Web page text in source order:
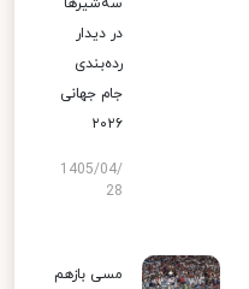
در دیدار
رده‌بندی
جام جهانی
۲۰۲۶
1405/04/
28
مسی بازهم